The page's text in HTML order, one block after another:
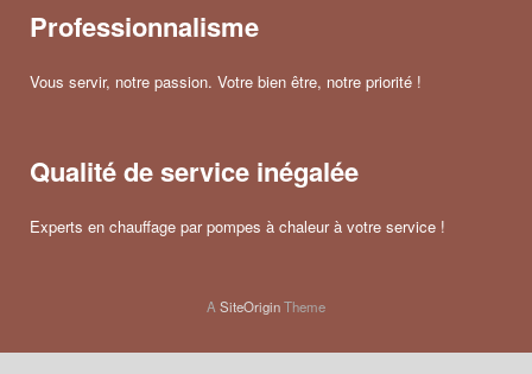
Professionnalisme
Vous servir, notre passion. Votre bien être, notre priorité !
Qualité de service inégalée
Experts en chauffage par pompes à chaleur à votre service !
ASiteOriginTheme